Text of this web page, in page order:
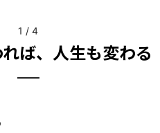
1 / 4
ば、人生も変わる